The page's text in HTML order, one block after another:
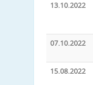
13.10.2022
07.10.2022
15.08.2022